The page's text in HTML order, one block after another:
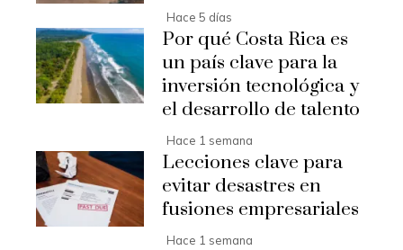
Hace 5 días
Por qué Costa Rica es
un país clave para la
inversión tecnológica y
el desarrollo de talento
Hace 1 semana
Lecciones clave para
evitar desastres en
fusiones empresariales
Hace 1 semana